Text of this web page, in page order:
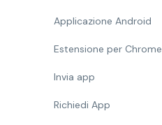
Applicazione Android
Estensione per Chrome
Invia app
Richiedi App